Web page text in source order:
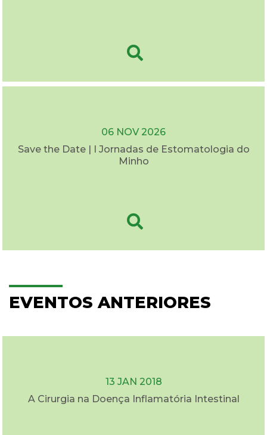
06 NOV 2026
Save the Date | I Jornadas de Estomatologia do
Minho
EVENTOS ANTERIORES
13 JAN 2018
A Cirurgia na Doença Inflamatória Intestinal